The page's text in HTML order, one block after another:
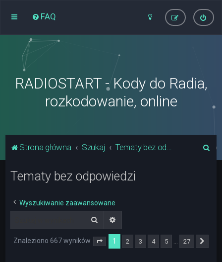
FAQ
RADIOSTART - Kody do Radia,
rozkodowanie, online
Strona główna Szukaj Tematy bez odpowiedzi
Tematy bez odpowiedzi
Wyszukiwanie zaawansowane
Szukaj
Znaleziono 667 wyników Strona 1z 27
1 2 3 4 5 27